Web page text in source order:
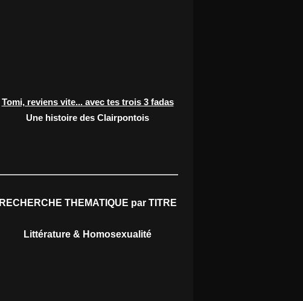
Tomi, reviens vite... avec tes trois 3 fadas
Une histoire des Clairpontois
RECHERCHE THEMATIQUE par TITRE
Littérature & Homosexualité